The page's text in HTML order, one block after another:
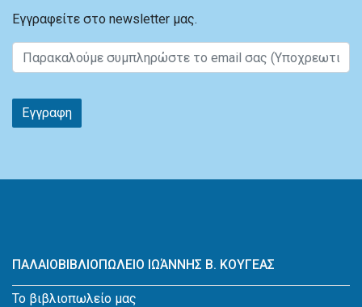
Εγγραφείτε στο newsletter μας.
Εγγραφη
ΠΑΛΑΙΟΒΙΒΛΙΟΠΩΛΕΙΟ ΙΩΆΝΝΗΣ Β. ΚΟΥΓΕΑΣ
Το βιβλιοπωλείο μας